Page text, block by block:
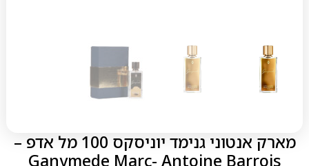
מארק אנטוני גנימד יוניסקס 100 מל אדפ –
Ganymede Marc- Antoine Barrois